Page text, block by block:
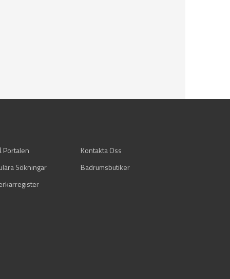
Portalen
Kontakta Oss
Sökningar
Badrumsbutiker